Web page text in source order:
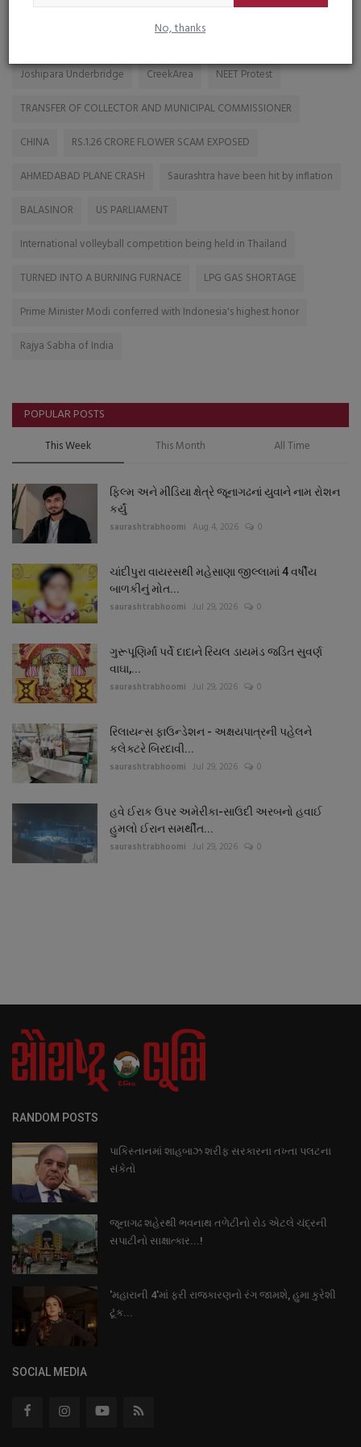
No, thanks
Joshipara Underbridge CreekArea
NEET Protest
TRANSFER OF COLLECTOR AND MUNICIPAL COMMISSIONER
CHINA
RS.1.26 CRORE FLOWER SCAM EXPOSED
AHMEDABAD PLANE CRASH
Saurashtra have been hit by inflation
BALASINOR
US PARLIAMENT
International volleyball competition being held in Thailand
TURNED INTO A BURNING FURNACE
LPG GAS SHORTAGE
Prime Minister Modi conferred with Indonesia's highest honor
Rajya Sabha of India
POPULAR POSTS
This Week This Month All Time
ફિલ્મ અને મીડિયા ક્ષેત્રે જૂનાગઢનાં યુવાને નામ રોશન
કર્યું
saurashtrabhoomi Aug 4, 2026 0
ચાંદીપુરા વાયરસથી મહેસાણા જીલ્લામાં 4 વર્ષીય
બાળકીનું મોત...
saurashtrabhoomi Jul 29, 2026 0
ગુરૂપૂણિર્માં પર્વે દાદાને રિયલ ડાયમંડ જડિત સુવર્ણ
વાઘા,...
saurashtrabhoomi Jul 29, 2026 0
રિલાયન્સ ફાઉન્ડેશન - અક્ષયપાત્રની પહેલને
કલેક્ટરે બિરદાવી...
saurashtrabhoomi Jul 29, 2026 0
હવે ઈરાક ઉપર અમેરીકા-સાઉદી અરબનો હવાઈ
હુમલો ઈરાન સમર્થીત...
saurashtrabhoomi Jul 29, 2026 0
RANDOM POSTS
પાકિસ્તાનમાં શાહબાઝ શરીફ સરકારના તખ્તા પલટના
સંકેતો
જૂનાગઢ શહેરથી ભવનાથ તળેટીનો રોડ એટલે ચંદ્રની
સપાટીનો સાક્ષાત્કાર...!
'મહારાની 4'માં ફરી રાજકારણનો રંગ જામશે, હુમા કુરેશી
ટૂંક...
SOCIAL MEDIA